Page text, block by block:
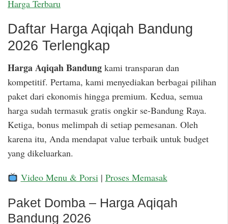
Harga Terbaru
Daftar Harga Aqiqah Bandung
2026 Terlengkap
Harga Aqiqah Bandung kami transparan dan
kompetitif. Pertama, kami menyediakan berbagai pilihan
paket dari ekonomis hingga premium. Kedua, semua
harga sudah termasuk gratis ongkir se-Bandung Raya.
Ketiga, bonus melimpah di setiap pemesanan. Oleh
karena itu, Anda mendapat value terbaik untuk budget
yang dikeluarkan.
Video Menu & Porsi| Proses Memasak
Paket Domba – Harga Aqiqah
Bandung 2026